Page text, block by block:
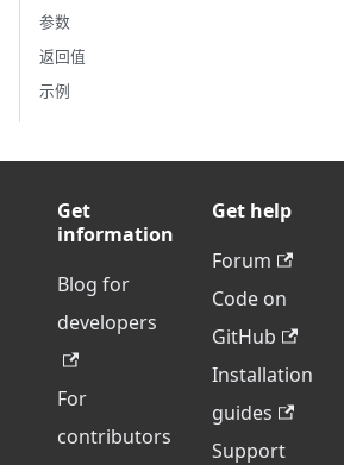
参数
返回值
示例
Get
information
Blog for
developers
For
contributors
Get help
Forum
Code on
GitHub
Installation
guides
Support